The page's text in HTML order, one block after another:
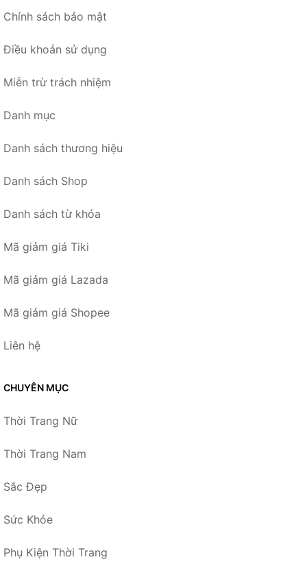
Chính sách bảo mật
Điều khoản sử dụng
Miễn trừ trách nhiệm
Danh mục
Danh sách thương hiệu
Danh sách Shop
Danh sách từ khóa
Mã giảm giá Tiki
Mã giảm giá Lazada
Mã giảm giá Shopee
Liên hệ
CHUYÊN MỤC
Thời Trang Nữ
Thời Trang Nam
Sắc Đẹp
Sức Khỏe
Phụ Kiện Thời Trang